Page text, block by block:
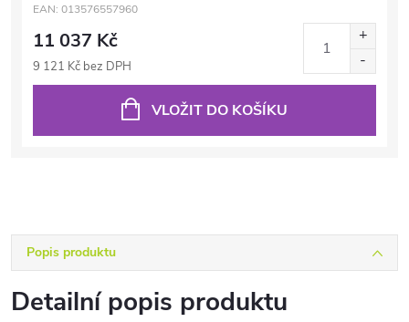
EAN: 013576557960
11 037 Kč
9 121 Kč bez DPH
VLOŽIT DO KOŠÍKU
Popis produktu
Detailní popis produktu